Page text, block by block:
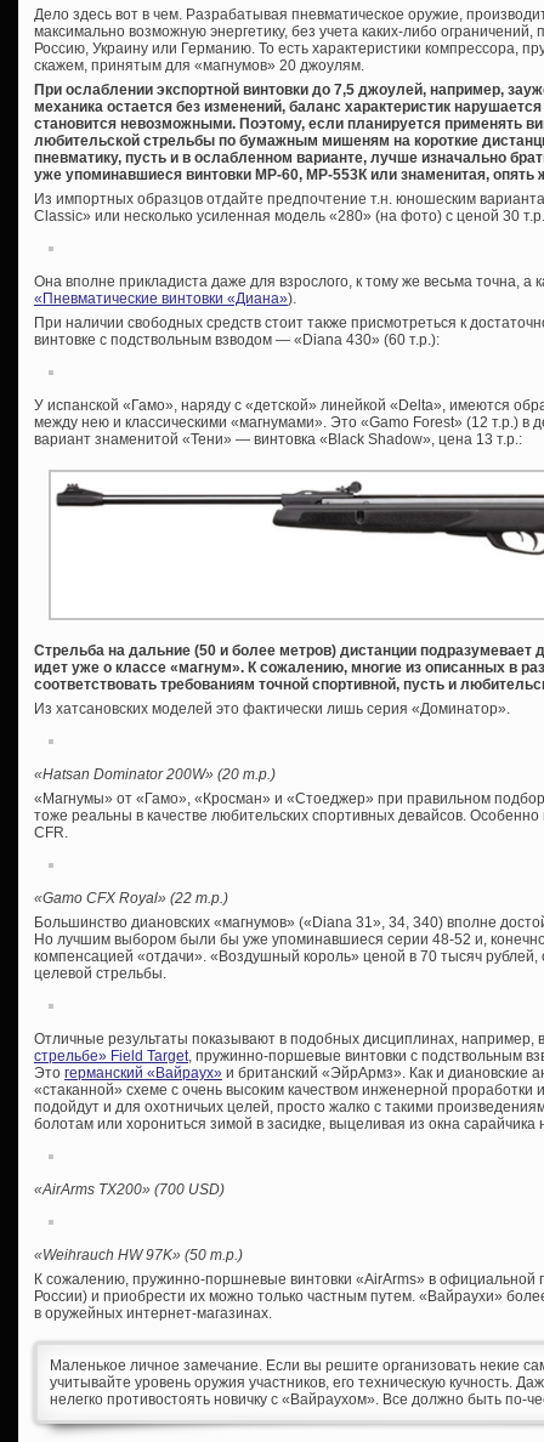
Дело здесь вот в чем. Разрабатывая пневматическое оружие,
максимально возможную энергетику, без учета каких-либо
Россию, Украину или Германию. То есть характеристики компрессора,
скажем, принятым для «магнумов» 20 джоулям.
При ослаблении экспортной винтовки до 7,5 джоулей, например,
механика остается без изменений, баланс характеристик
становится невозможными. Поэтому, если планируется применять
любительской стрельбы по бумажным мишеням на короткие
пневматику, пусть и в ослабленном варианте, лучше изначально
уже упоминавшиеся винтовки МР-60, МР-553К или знаменитая,
Из импортных образцов отдайте предпочтение т.н. юношеским
Classic» или несколько усиленная модель «280» (на фото) с ценой 30
Она вполне прикладиста даже для взрослого, к тому же весьма точна, а
«Пневматические винтовки «Диана»).
При наличии свободных средств стоит также присмотреться к
винтовке с подствольным взводом — «Diana 430» (60 т.р.):
У испанской «Гамо», наряду с «детской» линейкой «Delta», имеются
между нею и классическими «магнумами». Это «Gamo Forest» (12 т.р.) в
вариант знаменитой «Тени» — винтовка «Black Shadow», цена 13 т.р.:
Стрельба на дальние (50 и более метров) дистанции подразумевает
идет уже о классе «магнум». К сожалению, многие из описанных в
соответствовать требованиям точной спортивной, пусть и
Из хатсановских моделей это фактически лишь серия «Доминатор».
«Hatsan Dominator 200W» (20 т .р .)
«Магнумы» от «Гамо», «Кросман» и «Стоеджер» при правильном
тоже реальны в качестве любительских спортивных девайсов.
CFR.
«Gamo CFX Royal» (22 т р .)
Большинство диановских «магнумов» («Diana 31», 34, 340) вполне
Но лучшим выбором были бы уже упоминавшиеся серии 48-52 и,
компенсацией «отдачи». «Воздушный король» ценой в 70 тысяч рублей,
целевой стрельбы.
Отличные результаты показывают в подобных дисциплинах, например,
стрельбе» Field Target , пружинно-поршевые винтовки с подствольным
Это германский «Вайраух» и британский «ЭйрАрмз». Как и диановские
«стаканной» схеме с очень высоким качеством инженерной проработки
подойдут и для охотничьих целей, просто жалко с такими
болотам или хорониться зимой в засидке, выцеливая из окна сарайчика
«AirArms TX200» (700 USD)
«Weihrauch HW 97K» (50 т .р .)
К сожалению, пружинно-поршневые винтовки «AirArms» в официальной
России) и приобрести их можно только частным путем. «Вайраухи»
в оружейных интернет-магазинах.
Маленькое личное замечание. Если вы решите организовать некие
учитывайте уровень оружия участников, его техническую кучность.
нелегко противостоять новичку с «Вайраухом». Все должно быть по-